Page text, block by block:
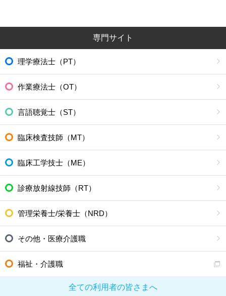
専門サイト
理学療法士（PT）
作業療法士（OT）
言語聴覚士（ST）
臨床検査技師（MT）
臨床工学技士（ME）
診療放射線技師（RT）
管理栄養士/栄養士（NRD）
その他・医療介護職
福祉・介護職
全ての利用者の皆さまへ